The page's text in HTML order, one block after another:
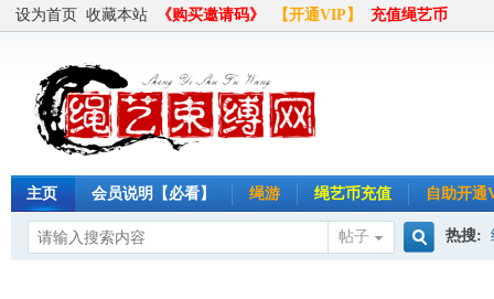
设为首页 收藏本站 《购买邀请码》 【开通VIP】 充值绳艺币
主页 会员说明【必看】 绳游 绳艺币充值 自助开通
帖子 热搜: